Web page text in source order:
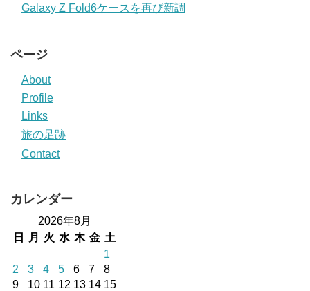
Galaxy Z Fold6ケースを再び新調
ページ
About
Profile
Links
旅の足跡
Contact
カレンダー
2026年8月
日
月 火 水 木 金 土
1
2
3 4 5 6 7
8
9
10 11 12 13 14 15